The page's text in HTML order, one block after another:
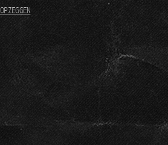
OPZEGGEN